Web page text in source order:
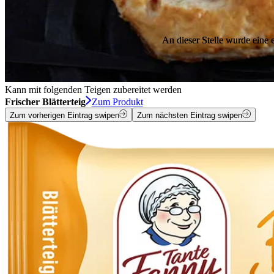
Kann mit folgenden Teigen zubereitet werden
Frischer Blätterteig
Zum Produkt
Zum vorherigen Eintrag swipen Zum nächsten Eintrag swipen
An dieser Stelle wurde eine
An dieser Stelle wurde eine